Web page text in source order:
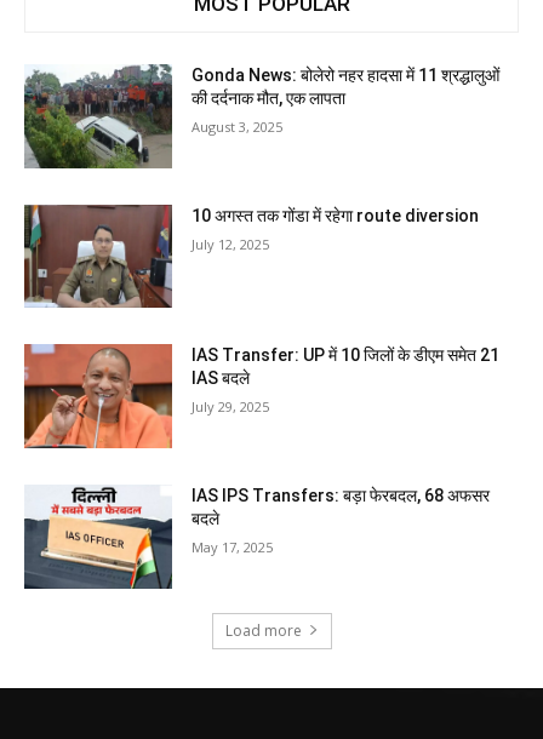
Gonda News: बोलेरो नहर हादसा में 11 श्रद्धालुओं
की दर्दनाक मौत, एक लापता
August 3, 2025
10 अगस्त तक गोंडा में रहेगा route diversion
July 12, 2025
IAS Transfer: UP में 10 जिलों के डीएम समेत 21
IAS बदले
July 29, 2025
IAS IPS Transfers: बड़ा फेरबदल, 68 अफसर
बदले
May 17, 2025
Load more